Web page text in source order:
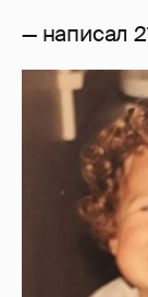
— написал